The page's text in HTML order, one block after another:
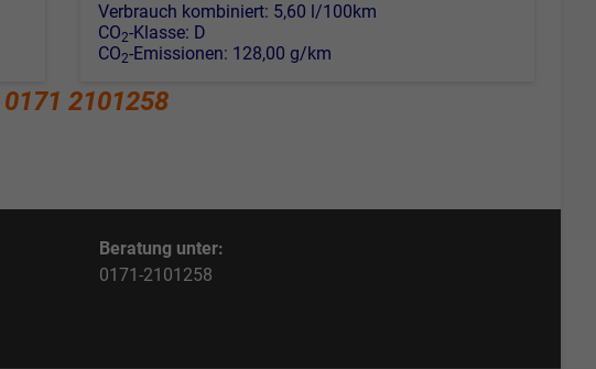
Verbrauch kombiniert: 5,60 l/100km
CO2-Klasse: D
CO2-Emissionen: 128,00 g/km
0171 2101258
Beratung unter:
0171-2101258